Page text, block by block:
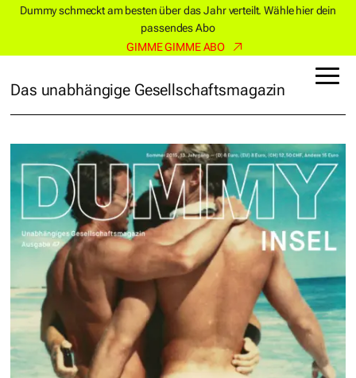
Dummy schmeckt am besten über das Jahr verteilt. Wähle hier dein
passendes Abo
GIMME GIMME ABO
Das unabhängige Gesellschaftsmagazin